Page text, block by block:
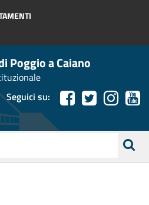
Poggio a Caiano
Seguici su: